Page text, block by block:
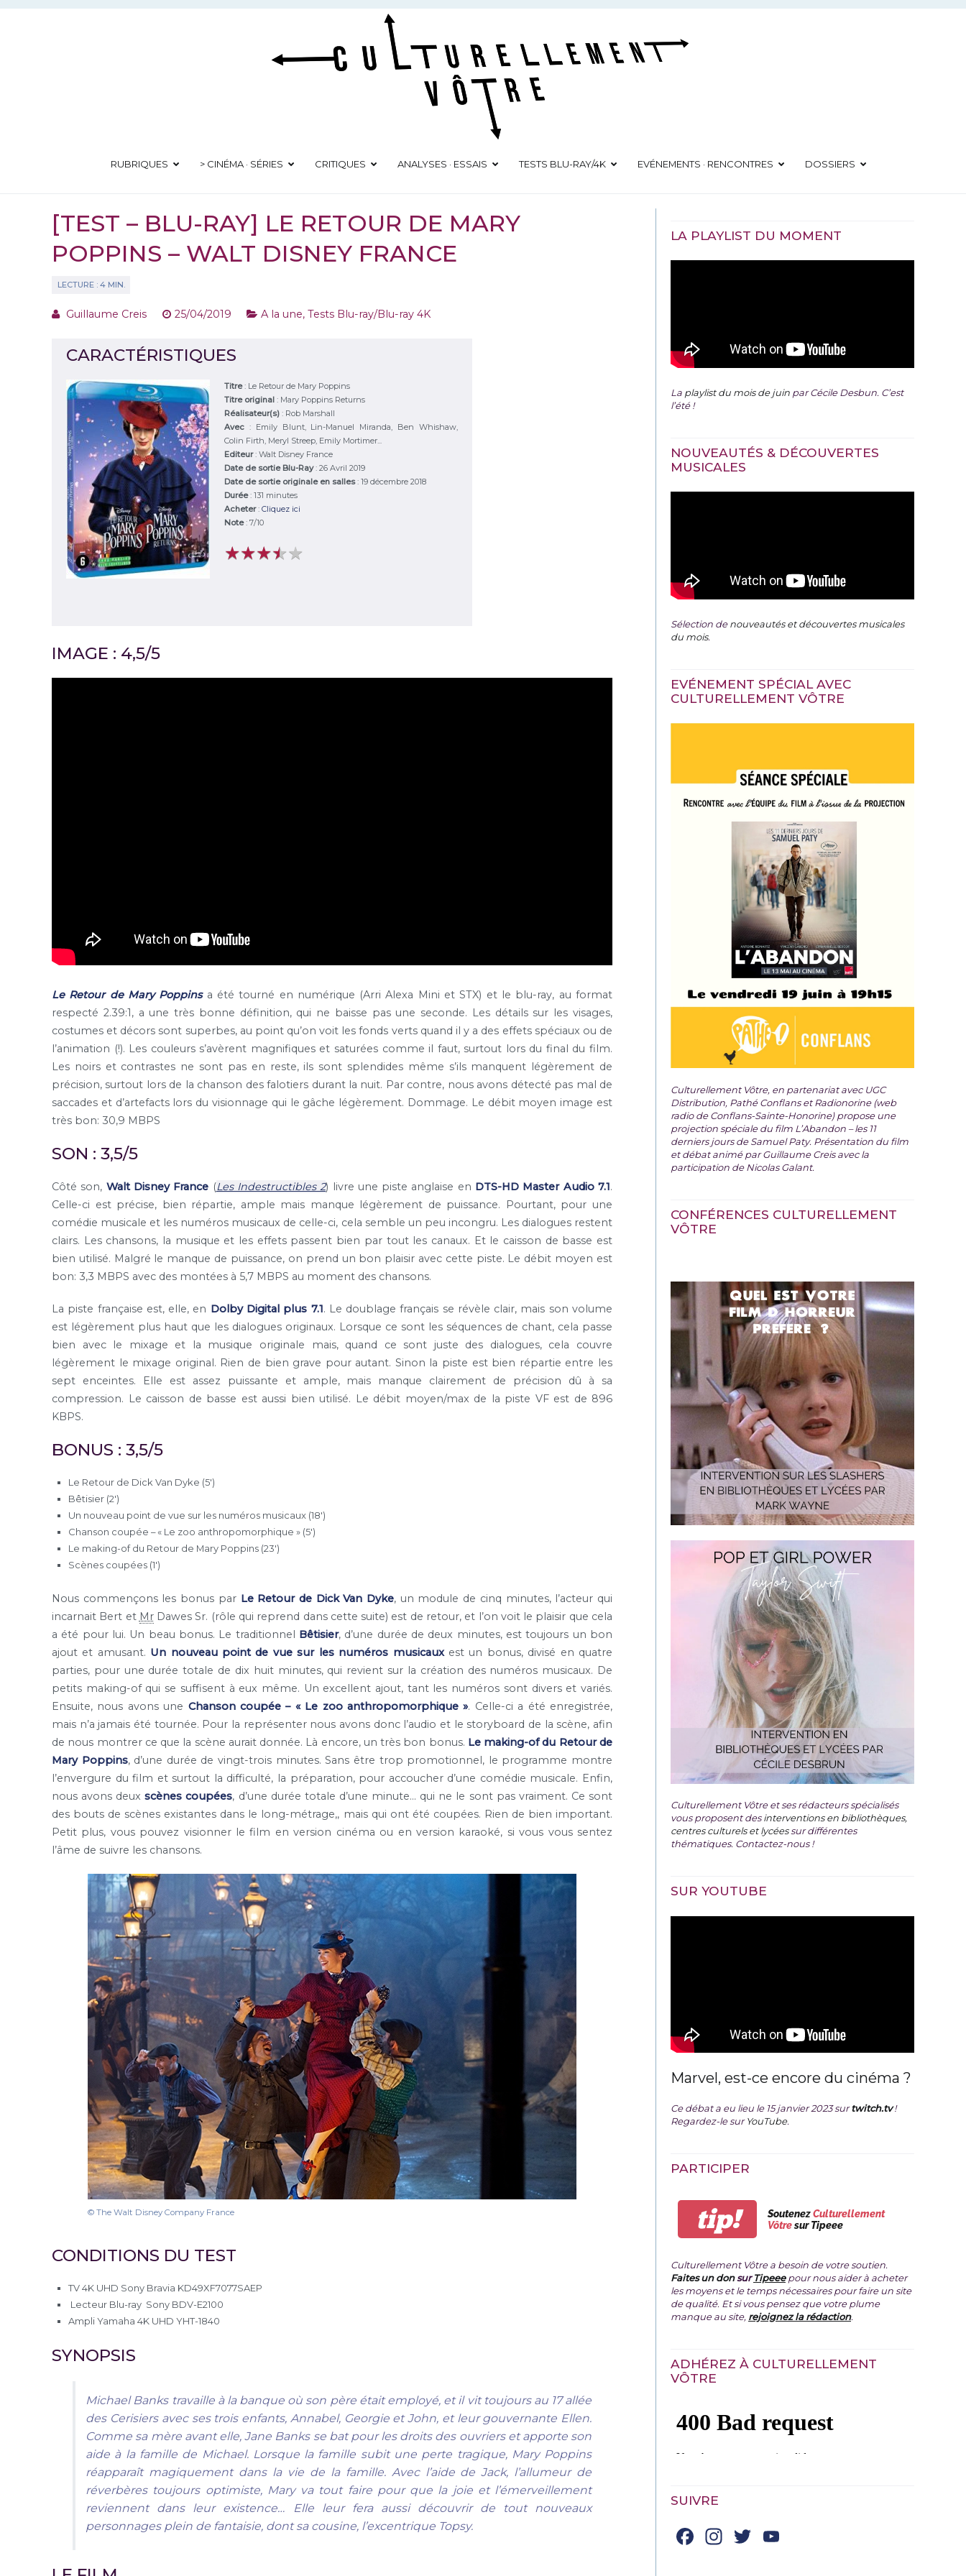
Aller
Culturellement Vôtre
RUBRIQUES > CINÉMA · SÉRIES CRITIQUES ANALYSES · ESSAIS TESTS BLU-RAY/4K EVÉNEMENTS · RENCONTRES DOSSIERS
[TEST – BLU-RAY] LE RETOUR DE MARY
POPPINS – WALT DISNEY FRANCE
Guillaume Creis 25/04/2019 A la une,Tests Blu-ray/Blu-ray 4K
CARACTÉRISTIQUES
Titre: Le Retour de Mary Poppins
Titre original : Mary Poppins Returns
Réalisateur(s) : Rob Marshall
Avec : Emily Blunt, Lin-Manuel Miranda, Ben Whishaw,
Colin Firth, Meryl Streep, Emily Mortimer...
Editeur: Walt Disney France
Date de sortie Blu-Ray: 26 Avril 2019
Date de sortie originale en salles: 19 décembre 2018
Durée: 131 minutes
Acheter: Cliquez ici
Note: 7/10
★★★★★
★★★★★
IMAGE : 4,5/5
Le Retour de Mary Poppinsa été tourné en numérique (Arri Alexa Mini et STX) et le blu-ray, au format
respecté 2.39:1, a une très bonne définition, qui ne baisse pas une seconde. Les détails sur les visages,
costumes et décors sont superbes, au point qu’on voit les fonds verts quand il y a des effets spéciaux ou de
l’animation (!). Les couleurs s’avèrent magnifiques et saturées comme il faut, surtout lors du final du film.
Les noirs et contrastes ne sont pas en reste, ils sont splendides même s’ils manquent légèrement de
précision, surtout lors de la chanson des falotiers durant la nuit. Par contre, nous avons détecté pas mal de
saccades et d’artefacts lors du visionnage qui le gâche légèrement. Dommage. Le débit moyen image est
très bon: 30,9 MBPS
SON : 3,5/5
Côté son, Walt Disney France (Les Indestructibles 2) livre une piste anglaise en DTS-HD Master Audio 7.1.
Celle-ci est précise, bien répartie, ample mais manque légèrement de puissance. Pourtant, pour une
comédie musicale et les numéros musicaux de celle-ci, cela semble un peu incongru. Les dialogues restent
clairs. Les chansons, la musique et les effets passent bien par tout les canaux. Et le caisson de basse est
bien utilisé. Malgré le manque de puissance, on prend un bon plaisir avec cette piste. Le débit moyen est
bon: 3,3 MBPS avec des montées à 5,7 MBPS au moment des chansons.
La piste française est, elle, en Dolby Digital plus 7.1. Le doublage français se révèle clair, mais son volume
est légèrement plus haut que les dialogues originaux. Lorsque ce sont les séquences de chant, cela passe
bien avec le mixage et la musique originale mais, quand ce sont juste des dialogues, cela couvre
légèrement le mixage original. Rien de bien grave pour autant. Sinon la piste est bien répartie entre les
sept enceintes. Elle est assez puissante et ample, mais manque clairement de précision dû à sa
compression. Le caisson de basse est aussi bien utilisé. Le débit moyen/max de la piste VF est de 896
KBPS.
BONUS : 3,5/5
Le Retour de Dick Van Dyke (5′)
Bêtisier (2′)
Un nouveau point de vue sur les numéros musicaux (18′)
Chanson coupée – « Le zoo anthropomorphique » (5′)
Le making-of du Retour de Mary Poppins (23′)
Scènes coupées (1′)
Nous commençons les bonus par Le Retour de Dick Van Dyke, un module de cinq minutes, l’acteur qui
incarnait Bert et MrDawes Sr. (rôle qui reprend dans cette suite) est de retour, et l’on voit le plaisir que cela
a été pour lui. Un beau bonus. Le traditionnel Bêtisier, d’une durée de deux minutes, est toujours un bon
ajout et amusant. Un nouveau point de vue sur les numéros musicauxest un bonus, divisé en quatre
parties, pour une durée totale de dix huit minutes, qui revient sur la création des numéros musicaux. De
petits making-of qui se suffisent à eux même. Un excellent ajout, tant les numéros sont divers et variés.
Ensuite, nous avons une Chanson coupée – « Le zoo anthropomorphique ». Celle-ci a été enregistrée,
mais n’a jamais été tournée. Pour la représenter nous avons donc l’audio et le storyboard de la scène, afin
de nous montrer ce que la scène aurait donnée. Là encore, un très bon bonus. Le making-of du Retour de
Mary Poppins, d’une durée de vingt-trois minutes. Sans être trop promotionnel, le programme montre
l’envergure du film et surtout la difficulté, la préparation, pour accoucher d’une comédie musicale. Enfin,
nous avons deuxscènes coupées, d’une durée totale d’une minute… qui ne le sont pas vraiment. Ce sont
des bouts de scènes existantes dans le long-métrage,, mais qui ont été coupées. Rien de bien important.
Petit plus, vous pouvez visionner le film en version cinéma ou en version karaoké, si vous vous sentez
l’âme de suivre les chansons.
© The Walt Disney Company France
CONDITIONS DU TEST
TV 4K UHD Sony Bravia KD49XF7077SAEP
Lecteur Blu-ray Sony BDV-E2100
Ampli Yamaha 4K UHD YHT-1840
SYNOPSIS
Michael Banks travaille à la banque où son père était employé, et il vit toujours au 17 allée
des Cerisiers avec ses trois enfants, Annabel, Georgie et John, et leur gouvernante Ellen.
Comme sa mère avant elle, Jane Banks se bat pour les droits des ouvriers et apporte son
aide à la famille de Michael. Lorsque la famille subit une perte tragique, Mary Poppins
réapparaît magiquement dans la vie de la famille. Avec l’aide de Jack, l’allumeur de
réverbères toujours optimiste, Mary va tout faire pour que la joie et l’émerveillement
reviennent dans leur existence… Elle leur fera aussi découvrir de tout nouveaux
personnages plein de fantaisie, dont sa cousine, l’excentrique Topsy.
LA PLAYLIST DU MOMENT
La playlist du mois de juin par Cécile Desbun. C’est
l’été !
NOUVEAUTÉS & DÉCOUVERTES
MUSICALES
Sélection denouveautés et découvertes musicales
du mois.
EVÉNEMENT SPÉCIAL AVEC
CULTURELLEMENT VÔTRE
Culturellement Vôtre, en partenariat avec UGC
Distribution, Pathé Conflans et Radionorine (web
radio de Conflans-Sainte-Honorine) propose une
projection spéciale du film L’Abandon – les 11
derniers jours de Samuel Paty. Présentation du film
et débat animé par Guillaume Creis avec la
participation de Nicolas Galant.
CONFÉRENCES CULTURELLEMENT
VÔTRE
Culturellement Vôtre et ses rédacteurs spécialisés
vous proposent desinterventions en bibliothèques,
centres culturels et lycéessur différentes
thématiques. Contactez-nous !
SUR YOUTUBE
Marvel, est-ce encore du cinéma ?
Ce débat a eu lieu le 15 janvier 2023 surtwitch.tv !
Regardez-le surYouTube.
PARTICIPER
tip! SoutenezCulturellement
Vôtresur Tipeee
Culturellement Vôtre a besoin de votre soutien.
Faites un donsurTipeeepour nous aider à acheter
les moyens et le temps nécessaires pour faire un site
de qualité. Et si vous pensez que votre plume
manque au site, rejoignez la rédaction.
ADHÉREZ À CULTURELLEMENT
VÔTRE
SUIVRE
Facebook
Instagram
Twitter